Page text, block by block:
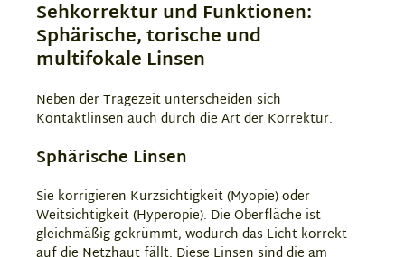
Sehkorrektur und Funktionen:
Sphärische, torische und
multifokale Linsen
Neben der Tragezeit unterscheiden sich
Kontaktlinsen auch durch die Art der Korrektur.
Sphärische Linsen
Sie korrigieren Kurzsichtigkeit (Myopie) oder
Weitsichtigkeit (Hyperopie). Die Oberfläche ist
gleichmäßig gekrümmt, wodurch das Licht korrekt